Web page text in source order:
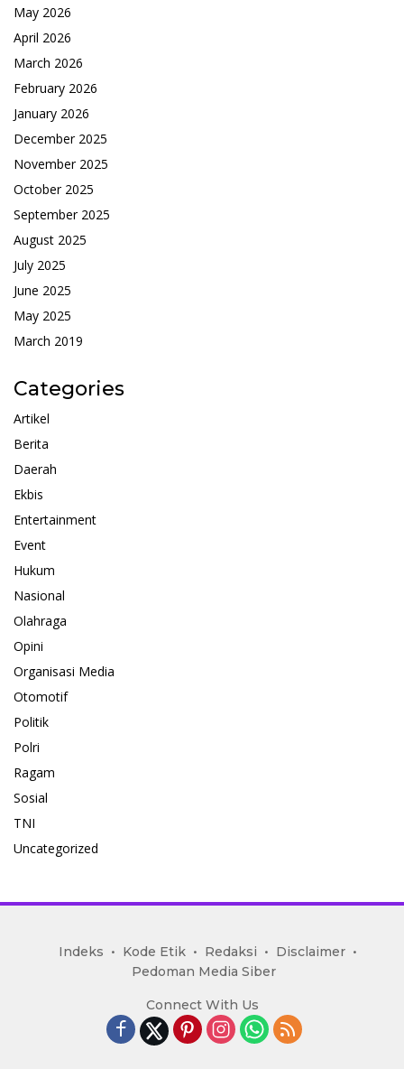
May 2026
April 2026
March 2026
February 2026
January 2026
December 2025
November 2025
October 2025
September 2025
August 2025
July 2025
June 2025
May 2025
March 2019
Categories
Artikel
Berita
Daerah
Ekbis
Entertainment
Event
Hukum
Nasional
Olahraga
Opini
Organisasi Media
Otomotif
Politik
Polri
Ragam
Sosial
TNI
Uncategorized
mediakoran.com
Indeks Kode Etik Redaksi
Disclaimer
Pedoman Media Siber
Connect With Us